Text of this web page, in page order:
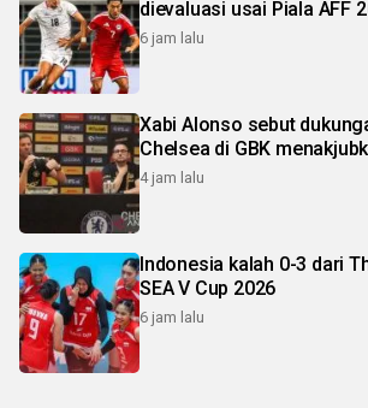
dievaluasi usai Piala AFF
6 jam lalu
Xabi Alonso sebut
Chelsea di GBK
4 jam lalu
Indonesia kalah 0-3 dari
SEA V Cup 2026
6 jam lalu